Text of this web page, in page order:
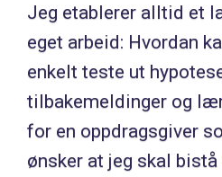
Jeg etablerer alltid et
eget arbeid: Hvordan
enkelt teste ut
tilbakemeldinger og
for en oppdragsgiver
ønsker at jeg skal